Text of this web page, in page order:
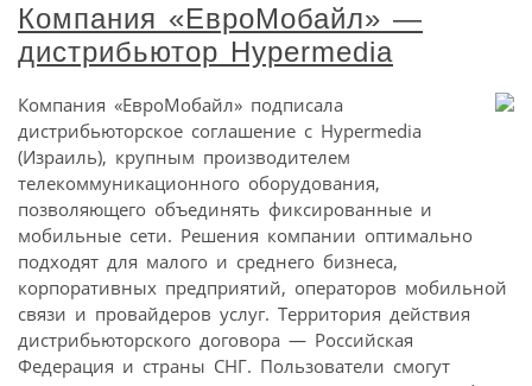
Компания «ЕвроМобайл» —
дистрибьютор Hypermedia
Компания «ЕвроМобайл» подписала
дистрибьюторское соглашение с Hypermedia
(Израиль), крупным производителем
телекоммуникационного оборудования,
позволяющего объединять фиксированные и
мобильные сети. Решения компании оптимально
подходят для малого и среднего бизнеса,
корпоративных предприятий, операторов мобильной
связи и провайдеров услуг. Территория действия
дистрибьюторского договора — Российская
Федерация и страны СНГ. Пользователи смогут